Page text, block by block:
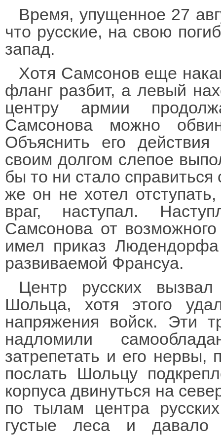
Время, упущенное 27
что русские, на свою
запад.
Хотя Самсонов еще
фланг разбит, а левый
центру армии
Самсонова можно
Объяснить его
своим долгом слепое
бы то ни стало
же он не хотел
враг, наступал.
Самсонова от
имел приказ
развиваемой Франсуа.
Центр русских
Шольца, хотя этого
напряжения войск. Эти
надломили
затрепетать и его нервы,
послать Шольцу
корпуса двинуться на
по тылам центра
густые леса и